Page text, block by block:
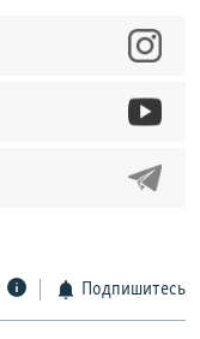
Подпишитесь